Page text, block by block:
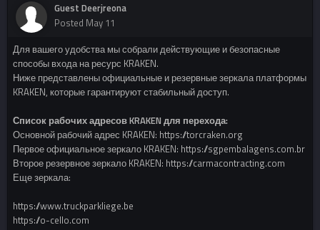
Guest Deerjreona
Posted May 11
Для вашего удобства мы собрали действующие и безопасные
способы входа на ресурс KRAKEN.
Ниже представлены официальные и резервные зеркала платформы
KRAKEN, которые гарантируют стабильный доступ.
Список рабочих адресов KRAKEN для перехода:
Основной рабочий адрес KRAKEN: https://torcraken.org
Первое официальное зеркало KRAKEN: https://sgpembalagens.com.br
Второе резервное зеркало KRAKEN: https://carmacontracting.com
Еще зеркала:
https://www.truckparkliege.be
https://o-cello.com